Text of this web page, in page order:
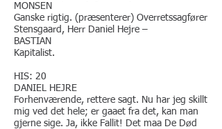
​MONSEN
Ganske rigtig. (præsenterer) Overretssagfører
Stensgaard, Herr Daniel Hejre –
BASTIAN
Kapitalist.
HIS: 20
DANIEL HEJRE
Forhenværende, rettere sagt. Nu har jeg skillt
mig ved det hele; er gaaet fra det, kan man
gjerne sige. Ja, ikke Fallit! Det maa De Død